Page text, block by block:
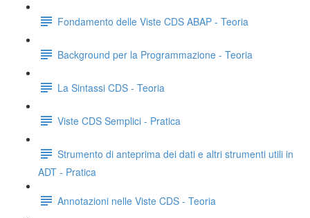
Fondamento delle Viste CDS ABAP - Teoria
Background per la Programmazione - Teoria
La Sintassi CDS - Teoria
Viste CDS Semplici - Pratica
Strumento di anteprima dei dati e altri strumenti utili in
ADT - Pratica
Annotazioni nelle Viste CDS - Teoria